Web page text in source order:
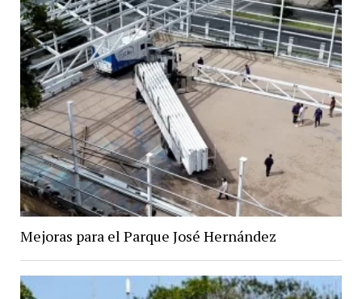
Mejoras para el Parque José Hernández